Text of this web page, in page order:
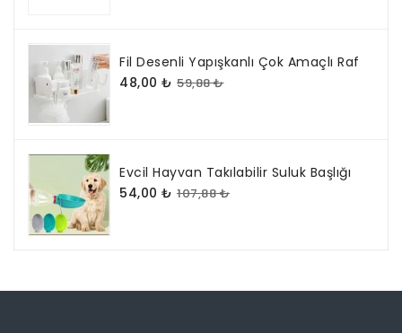
Fil Desenli Yapışkanlı Çok Amaçlı Raf
48,00 ₺ 59,88 ₺
Evcil Hayvan Takılabilir Suluk Başlığı
54,00 ₺ 107,88 ₺